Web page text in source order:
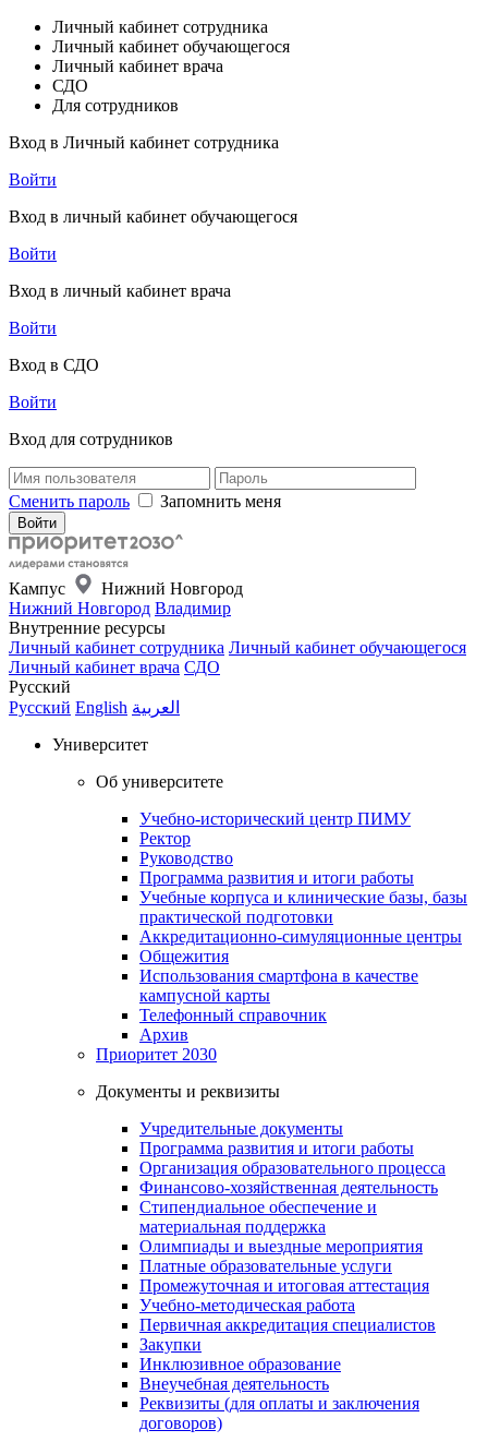
Личный кабинет сотрудника
Личный кабинет обучающегося
Личный кабинет врача
СДО
Для сотрудников
Вход в Личный кабинет сотрудника
Войти
Вход в личный кабинет обучающегося
Войти
Вход в личный кабинет врача
Войти
Вход в СДО
Войти
Вход для сотрудников
Сменить пароль Запомнить меня
Кампус
Нижний Новгород
Нижний Новгород Владимир
Внутренние ресурсы
Личный кабинет сотрудника Личный кабинет обучающегося
Личный кабинет врача СДО
Русский
Русский English العربية
Университет
Об университете
Учебно-исторический центр ПИМУ
Ректор
Руководство
Программа развития и итоги работы
Учебные корпуса и клинические базы, базы
практической подготовки
Аккредитационно-симуляционные центры
Общежития
Использования смартфона в качестве
кампусной карты
Телефонный справочник
Архив
Приоритет 2030
Документы и реквизиты
Учредительные документы
Программа развития и итоги работы
Организация образовательного процесса
Финансово-хозяйственная деятельность
Стипендиальное обеспечение и
материальная поддержка
Олимпиады и выездные мероприятия
Платные образовательные услуги
Промежуточная и итоговая аттестация
Учебно-методическая работа
Первичная аккредитация специалистов
Закупки
Инклюзивное образование
Внеучебная деятельность
Реквизиты (для оплаты и заключения
договоров)